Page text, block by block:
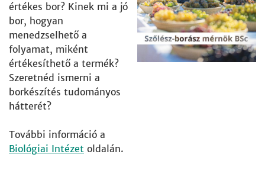
értékes bor? Kinek mi a jó
bor, hogyan
menedzselhető a
folyamat, miként
értékesíthető a termék?
Szeretnéd ismerni a
borkészítés tudományos
hátterét?
További információ a
Biológiai Intézet oldalán.